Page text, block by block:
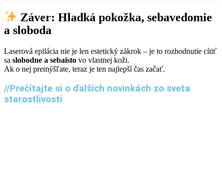
Záver: Hladká pokožka, sebavedomie
a sloboda
Laserová epilácia nie je len estetický zákrok – je to rozhodnutie cítiť
sa slobodne a sebaisto vo vlastnej koži.
Ak o nej premýšľate, teraz je ten najlepší čas začať.
//Prečítajte si o ďalších novinkách zo sveta
starostlivosti